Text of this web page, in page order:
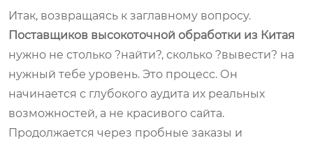
Итак, возвращаясь к заглавному вопросу.
Поставщиков высокоточной обработки из Китая
нужно не столько ?найти?, сколько ?вывести? на
нужный тебе уровень. Это процесс. Он
начинается с глубокого аудита их реальных
возможностей, а не красивого сайта.
Продолжается через пробные заказы и